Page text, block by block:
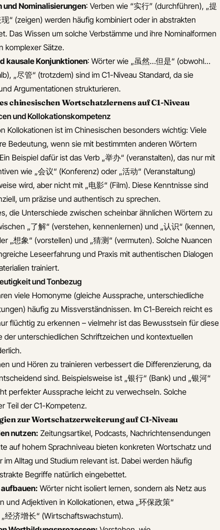
Nominalisierungen: Verben wie “实行” (durchführen), „提
“ (zeigen) werden häufig kombiniert oder in abstrakten
Das Wissen um solche Verbstämme und ihre Nominalformen
komplexer Sätze.
kausale Konjunktionen: Wörter wie „虽然…但是“ (obwohl…
„尽管“ (trotzdem) sind im C1-Niveau Standard, da sie
Argumentationen strukturieren.
chinesischen Wortschatzlernens auf C1-Niveau
und Kollokationskompetenz
Kollokationen ist im Chinesischen besonders wichtig: Viele
Bedeutung, wenn sie mit bestimmten anderen Wörtern
Beispiel dafür ist das Verb „举办“ (veranstalten), das nur mit
wie „会议“ (Konferenz) oder „活动“ (Veranstaltung)
wird, aber nicht mit „电影“ (Film). Diese Kenntnisse sind
um präzise und authentisch zu sprechen.
die Unterschiede zwischen scheinbar ähnlichen Wörtern zu
„了解“ (verstehen, kennenlernen) und „认识“ (kennen,
„想象“ (vorstellen) und „猜测“ (vermuten). Solche Nuancen
Leseerfahrung und Praxis mit authentischen Dialogen
trainiert.
und Tonbezug
viele Homonyme (gleiche Aussprache, unterschiedliche
häufig zu Missverständnissen. Im C1-Bereich reicht es
flüchtig zu erkennen – vielmehr ist das Bewusstsein für diese
der unterschiedlichen Schriftzeichen und kontextuellen
und Hören zu trainieren verbessert die Differenzierung, da
sind. Beispielsweise ist „银行“ (Bank) und „银河“
perfekter Aussprache leicht zu verwechseln. Solche
Teil der C1-Kompetenz.
zur Wortschatzerweiterung auf C1-Niveau
nutzen: Zeitungsartikel, Podcasts, Nachrichtensendungen
auf hohem Sprachniveau bieten konkreten Wortschatz und
im Alltag und Studium relevant ist. Dabei werden häufig
Begriffe natürlich eingebettet.
Wörter nicht isoliert lernen, sondern als Netz aus
und Adjektiven in Kollokationen, etwa „环保政策“
经济增长“ (Wirtschaftswachstum).